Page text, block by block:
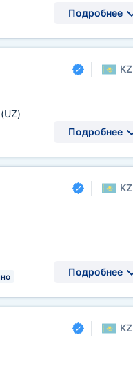
Подробнее
KZ
(UZ)
Подробнее
KZ
Подробнее
KZ